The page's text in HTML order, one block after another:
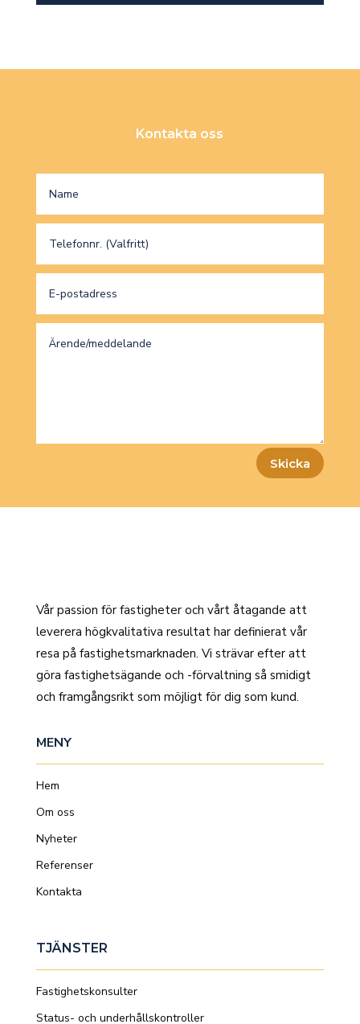
Kontakta oss
Skicka
Vår passion för fastigheter och vårt åtagande att
leverera högkvalitativa resultat har definierat vår
resa på fastighetsmarknaden. Vi strävar efter att
göra fastighetsägande och -förvaltning så smidigt
och framgångsrikt som möjligt för dig som kund.
MENY
Hem
Om oss
Nyheter
Referenser
Kontakta
TJÄNSTER
Fastighetskonsulter
Status- och underhållskontroller